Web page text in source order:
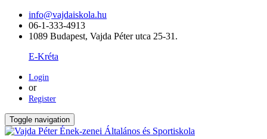
info@vajdaiskola.hu
06-1-333-4913
1089 Budapest, Vajda Péter utca 25-31.
E-Kréta
Login
or
Register
Toggle navigation